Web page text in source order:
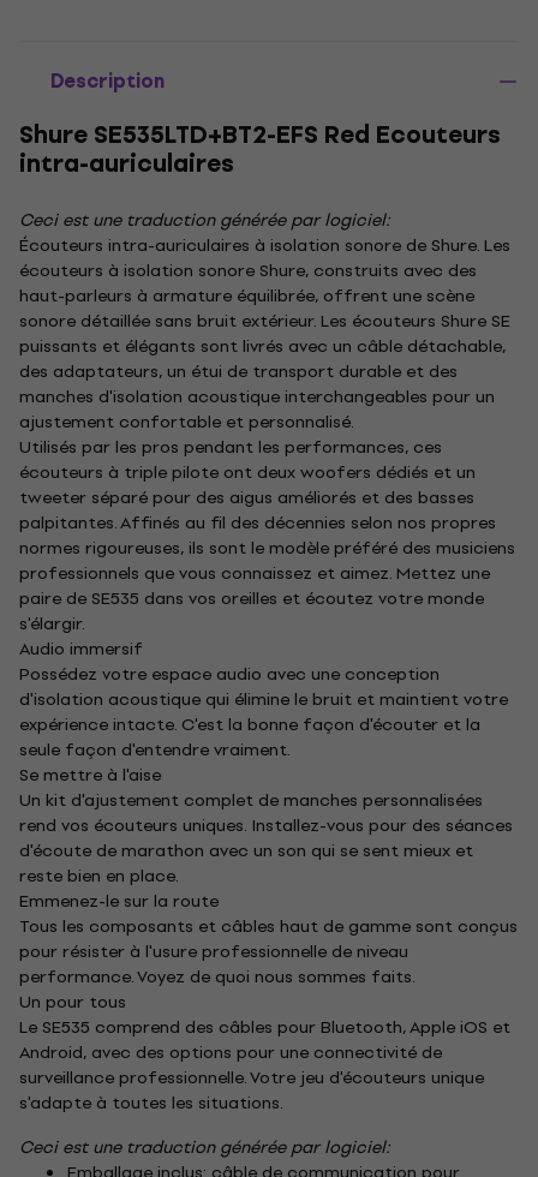
Description
Shure SE535LTD+BT2-EFS Red Ecouteurs
intra-auriculaires
Ceci est une traduction générée par logiciel:
Écouteurs intra-auriculaires à isolation sonore de Shure. Les
écouteurs à isolation sonore Shure, construits avec des
haut-parleurs à armature équilibrée, offrent une scène
sonore détaillée sans bruit extérieur. Les écouteurs Shure SE
puissants et élégants sont livrés avec un câble détachable,
des adaptateurs, un étui de transport durable et des
manches d'isolation acoustique interchangeables pour un
ajustement confortable et personnalisé.
Utilisés par les pros pendant les performances, ces
écouteurs à triple pilote ont deux woofers dédiés et un
tweeter séparé pour des aigus améliorés et des basses
palpitantes. Affinés au fil des décennies selon nos propres
normes rigoureuses, ils sont le modèle préféré des musiciens
professionnels que vous connaissez et aimez. Mettez une
paire de SE535 dans vos oreilles et écoutez votre monde
s'élargir.
Audio immersif
Possédez votre espace audio avec une conception
d'isolation acoustique qui élimine le bruit et maintient votre
expérience intacte. C'est la bonne façon d'écouter et la
seule façon d'entendre vraiment.
Se mettre à l'aise
Un kit d'ajustement complet de manches personnalisées
rend vos écouteurs uniques. Installez-vous pour des séances
d'écoute de marathon avec un son qui se sent mieux et
reste bien en place.
Emmenez-le sur la route
Tous les composants et câbles haut de gamme sont conçus
pour résister à l'usure professionnelle de niveau
performance. Voyez de quoi nous sommes faits.
Un pour tous
Le SE535 comprend des câbles pour Bluetooth, Apple iOS et
Android, avec des options pour une connectivité de
surveillance professionnelle. Votre jeu d'écouteurs unique
s'adapte à toutes les situations.
Ceci est une traduction générée par logiciel: